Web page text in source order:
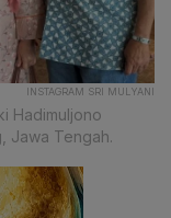
INSTAGRAM SRI MULYANI
Hadimuljono
Jawa Tengah.